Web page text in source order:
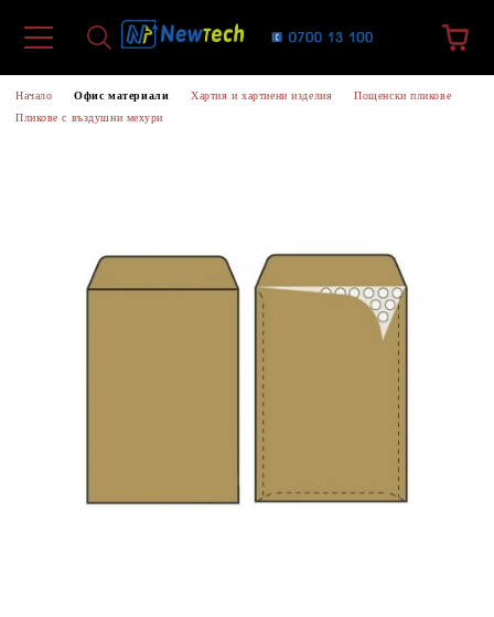
Начало Офис материали Хартия и хартиени изделия
Пощенски пликове
Пликове с въздушни мехури